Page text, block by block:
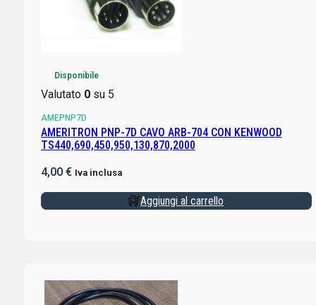
Disponibile
Valutato 0su 5
AMEPNP7D
AMERITRON PNP-7D CAVO ARB-704 CON KENWOOD
TS440,690,450,950,130,870,2000
4,00 € Iva inclusa
Aggiungi al carrello